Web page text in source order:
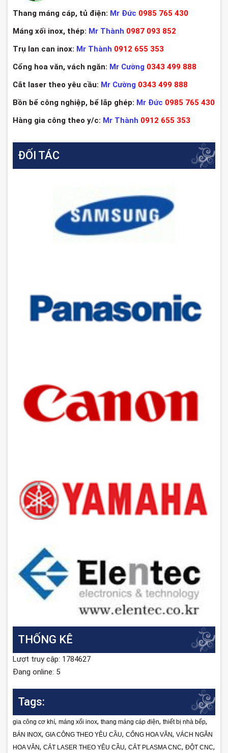
Thang máng cáp, tủ điện: Mr Đức 0985 765 430
Máng xối inox, thép: Mr Thành 0987 093 852
Trụ lan can inox: Mr Thành 0912 655 353
Cổng hoa văn, vách ngăn: Mr Cường 0343 499 888
Cắt laser theo yêu cầu: Mr Cường 0343 499 888
Bồn bể công nghiệp, bể lắp ghép: Mr Đức 0985 765 430
Hàng gia công theo y/c: Mr Thành 0912 655 353
ĐỐI TÁC
THỐNG KÊ
Lượt truy cập: 1784627
Đang online: 5
Tags:
gia công cơ khí, máng xối inox, thang máng cáp điện, thiết bị nhà bếp,
BÁN INOX, GIA CÔNG THEO YÊU CẦU, CỔNG HOA VĂN, VÁCH NGĂN
HOA VĂN, CẮT LASER THEO YÊU CẦU, CẮT PLASMA CNC, ĐỘT CNC,